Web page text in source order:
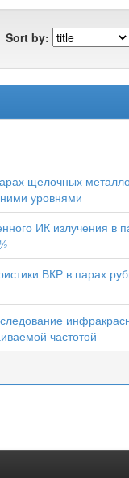
Sort by:
щелочных
уровнями
ИК излучения в
ВКР в парах
частотой